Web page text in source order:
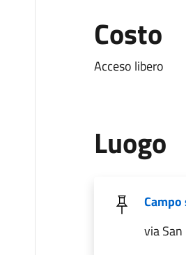
Costo
Acceso libero
Luogo
via